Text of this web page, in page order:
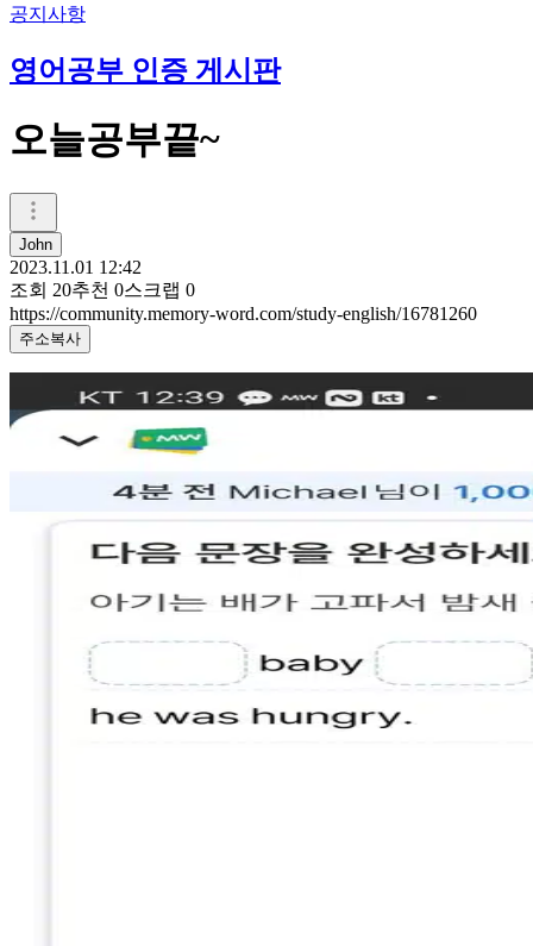
공지사항
영어공부 인증 게시판
오늘공부끝~
John
2023.11.01 12:42
조회 20추천 0스크랩 0
https://community.memory-word.com/study-english/16781260
주소복사